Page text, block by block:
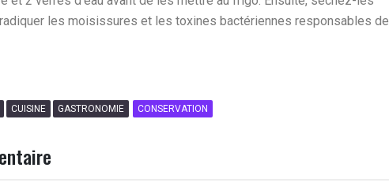
les moisissures et les toxines bactériennes responsables de
CUISINE GASTRONOMIE CONSERVATION